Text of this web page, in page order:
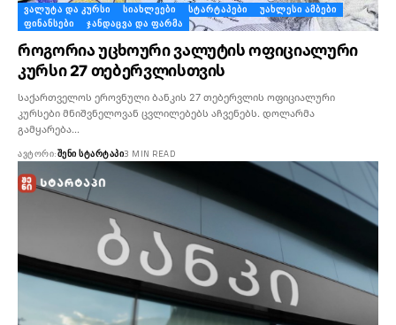
ᲕᲐᲚᲣᲢᲐ ᲓᲐ ᲙᲣᲠᲡᲘ ᲡᲘᲐᲮᲚᲔᲔᲑᲘ ᲡᲢᲐᲠᲢᲐᲞᲔᲑᲘ
ᲣᲐᲮᲚᲔᲡᲘ ᲐᲛᲑᲔᲑᲘ
ᲤᲘᲜᲐᲜᲡᲔᲑᲘ
ᲯᲐᲜᲓᲐᲪᲕᲐ ᲓᲐ ᲤᲐᲠᲛᲐ
როგორია უცხოური ვალუტის ოფიციალური
კურსი 27 თებერვლისთვის
საქართველოს ეროვნული ბანკის 27 თებერვლის ოფიციალური
კურსები მნიშვნელოვან ცვლილებებს აჩვენებს. დოლარმა
გამყარება…
ᲐᲕᲢᲝᲠᲘ:ᲨᲔᲜᲘ ᲡᲢᲐᲠᲢᲐᲞᲘ3 MIN READ